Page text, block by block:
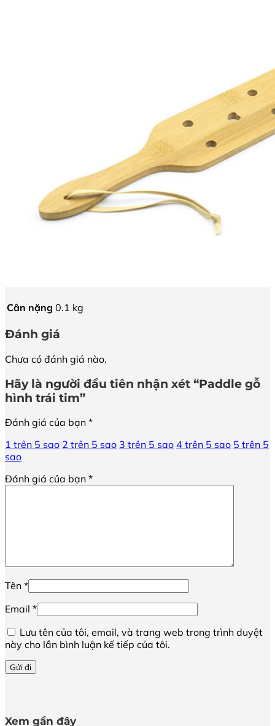
Cân nặng 0.1 kg
Đánh giá
Chưa có đánh giá nào.
Hãy là người đầu tiên nhận xét “Paddle gỗ
hình trái tim”
Đánh giá của bạn *
1 trên 5 sao 2 trên 5 sao 3 trên 5 sao 4 trên 5 sao 5 trên 5
sao
Đánh giá của bạn *
Tên *
Email *
Lưu tên của tôi, email, và trang web trong trình duyệt
này cho lần bình luận kế tiếp của tôi.
Xem gần đây